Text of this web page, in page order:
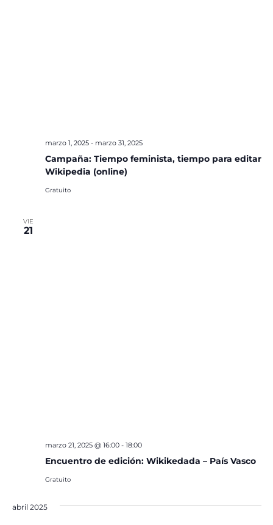
Campaña: Tiempo feminista, tiempo para editar
Wikipedia (online)
marzo 1, 2025- marzo 31, 2025
Gratuito
VIE
21
Encuentro de edición: Wikikedada – País Vasco
marzo 21, 2025 @ 16:00- 18:00
Gratuito
abril 2025